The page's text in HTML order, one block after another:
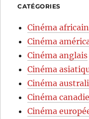
CATÉGORIES
Cinéma africain
Cinéma
Cinéma anglais
Cinéma
Cinéma
Cinéma
Cinéma